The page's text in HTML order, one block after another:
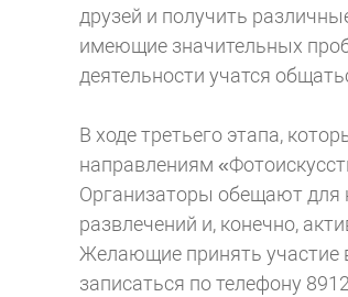
друзей и получить
имеющие значительных
деятельности учатся
В ходе третьего этапа,
направлениям
Организаторы обещают для
развлечений и, конечно,
Желающие принять участие
записаться по телефону